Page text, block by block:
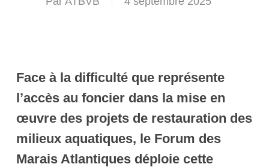
Face à la difficulté que représente
l’accès au foncier dans la mise en
œuvre des projets de restauration des
milieux aquatiques, le Forum des
Marais Atlantiques déploie cette